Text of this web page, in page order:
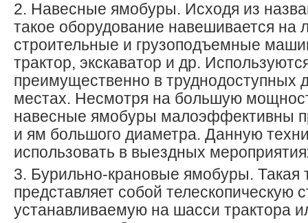
2. Навесные ямобуры. Исходя из
такое оборудование навешивается на
строительные и грузоподъемные
трактор, экскаватор и др.
преимущественно в труднодоступных
местах. Несмотря на большую
навесные ямобуры малоэффективны
и ям большого диаметра. Данную
использовать в выездных
3. Бурильно-крановые ямобуры. Такая
представляет собой телескопическую
устанавливаемую на шасси трактора